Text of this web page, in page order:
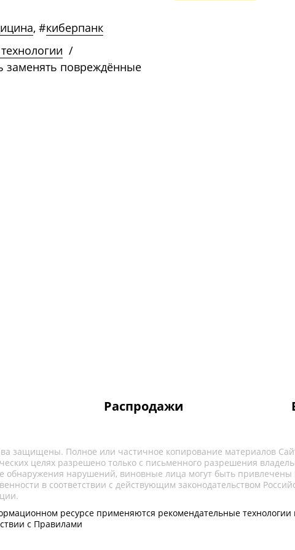
, #киберпанк
/
заменять повреждённые
Распродажи
защищены. Полное или частичное копирование материалов
целях разрешено только с письменного разрешения
обнаружения нарушений, виновные лица могут быть привлечены
в соответствии с действующим законодательством
ресурсе применяются рекомендательные технологии
с Правилами